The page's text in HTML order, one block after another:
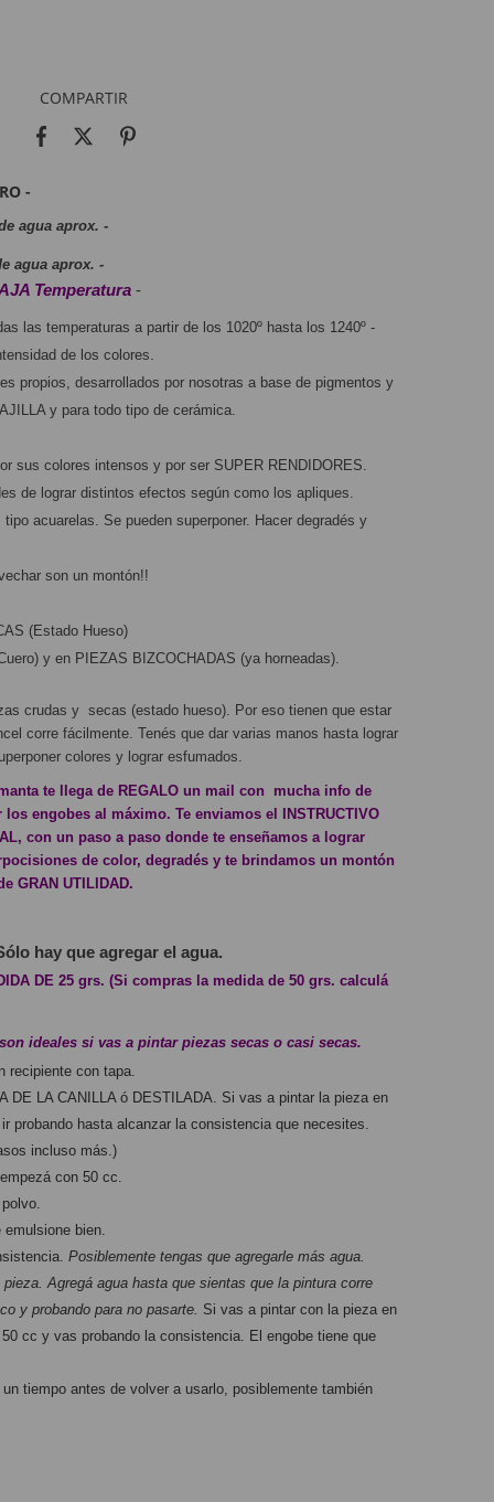
COMPARTIR
-
agua aprox. -
agua aprox. -
Temperatura -
las temperaturas a partir de los 1020º hasta los 1240º -
de los colores.
propios, desarrollados por nosotras a base de pigmentos y
y para todo tipo de cerámica.
sus colores intensos y por ser SUPER RENDIDORES.
de lograr distintos efectos según como los apliques.
acuarelas. Se pueden superponer. Hacer degradés y
son un montón!!
(Estado Hueso)
y en PIEZAS BIZCOCHADAS (ya horneadas).
crudas y  secas (estado hueso). Por eso tienen que estar
corre fácilmente. Tenés que dar varias manos hasta lograr
colores y lograr esfumados.
te llega de REGALO un mail con  mucha info de
engobes al máximo. Te enviamos el INSTRUCTIVO
con un paso a paso donde te enseñamos a lograr
de color, degradés y te brindamos un montón
GRAN UTILIDAD.
hay que agregar el agua.
DE 25 grs. (Si compras la medida de 50 grs. calculá
ideales si vas a pintar piezas secas o casi secas.
recipiente con tapa.
DE LA CANILLA ó DESTILADA. Si vas a pintar la pieza en
probando hasta alcanzar la consistencia que necesites.
incluso más.)
con 50 cc.
bien.
Posiblemente tengas que agregarle más agua.
Agregá agua hasta que sientas que la pintura corre
y probando para no pasarte.
Si vas a pintar con la pieza en
cc y vas probando la consistencia. El engobe tiene que
tiempo antes de volver a usarlo, posiblemente también